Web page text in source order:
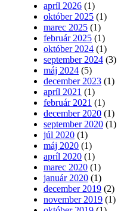
apríl 2026 (1)
október 2025 (1)
marec 2025 (1)
február 2025 (1)
október 2024 (1)
september 2024 (3)
máj 2024 (5)
december 2023 (1)
apríl 2021 (1)
február 2021 (1)
december 2020 (1)
september 2020 (1)
júl 2020 (1)
máj 2020 (1)
apríl 2020 (1)
marec 2020 (1)
január 2020 (1)
december 2019 (2)
november 2019 (1)